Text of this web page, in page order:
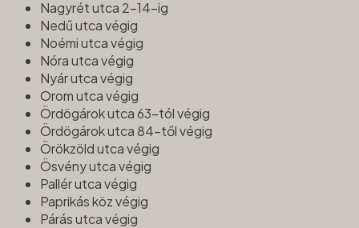
Nagyrét utca 2-14-ig
Nedű utca végig
Noémi utca végig
Nóra utca végig
Nyár utca végig
Orom utca végig
Ördögárok utca 63-tól végig
Ördögárok utca 84-től végig
Örökzöld utca végig
Ösvény utca végig
Pallér utca végig
Paprikás köz végig
Párás utca végig